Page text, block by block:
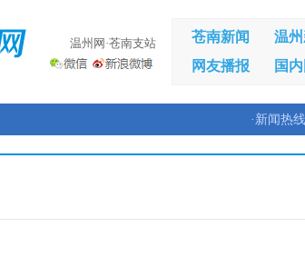
温州网·苍南支站 苍南新闻 温
网友播报
国
·新闻热